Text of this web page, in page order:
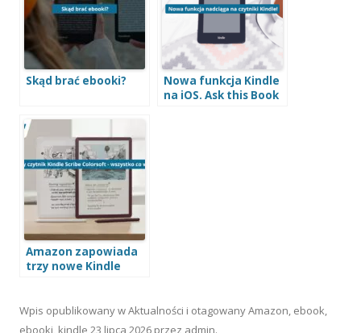
Skąd brać ebooki?
Nowa funkcja Kindle
na iOS. Ask this Book
Amazon zapowiada
trzy nowe Kindle
Wpis opublikowany wAktualności i otagowanyAmazon, ebook,